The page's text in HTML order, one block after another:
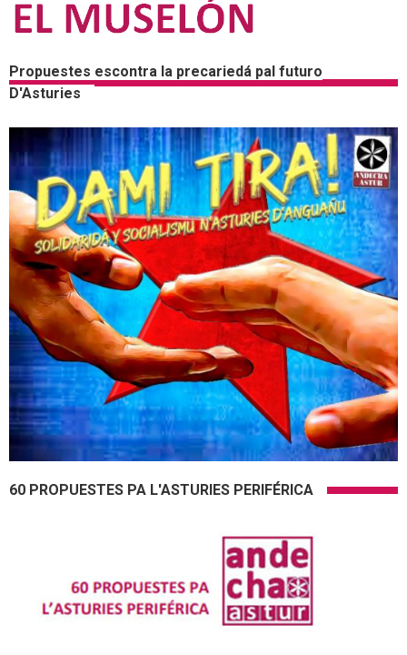
Propuestes escontra la precariedá pal futuro
D'Asturies
60 PROPUESTES PA L'ASTURIES PERIFÉRICA